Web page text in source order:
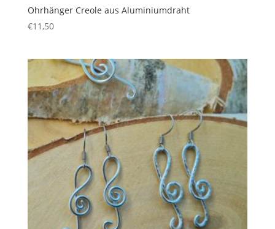
Ohrhänger Creole aus Aluminiumdraht
€11,50